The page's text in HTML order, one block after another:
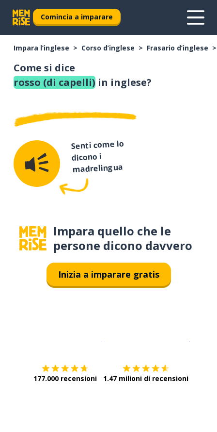
Comincia a imparare
Impara l’inglese Corso d’inglese Frasario d’inglese
Come si dice
rosso (di capelli) in inglese?
Senti come lo
dicono i
madrelingua
Impara quello che le
persone dicono davvero
Inizia a imparare gratis
177.000 recensioni 1.47 milioni di recensioni